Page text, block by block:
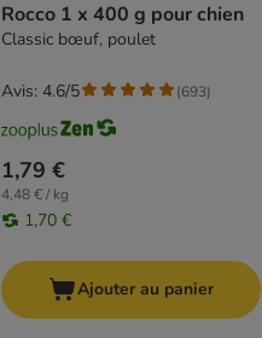
Rocco 1 x 400 g pour chien
Classic bœuf, poulet
1,79 €
4,48 € / kg
1,70 €
Avis: 4.6/5 (693)
Ajouter au panier